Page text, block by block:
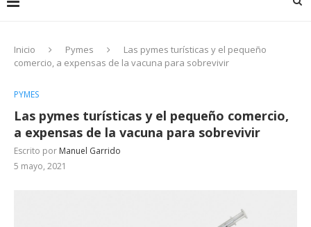
Inicio Pymes
Las pymes turísticas y el pequeño
comercio, a expensas de la vacuna para sobrevivir
PYMES
Las pymes turísticas y el pequeño comercio,
a expensas de la vacuna para sobrevivir
Escrito por Manuel Garrido
5 mayo, 2021